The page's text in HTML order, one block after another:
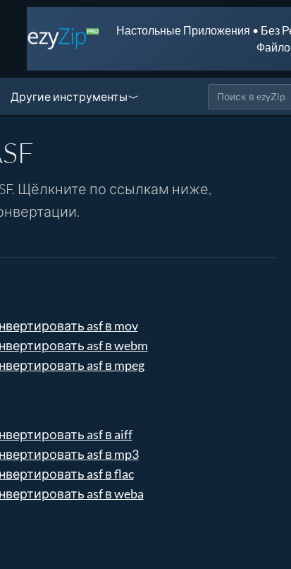
Настольные Приложения • Без
Другие инструменты
Щёлкните по ссылкам ниже,
asf в mov
asf в webm
asf в mpeg
asf в aiff
asf в mp3
asf в flac
asf в weba